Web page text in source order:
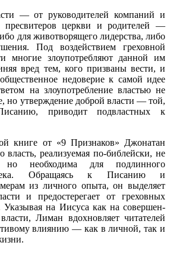
— от руководителей компа­ний и
церкви и родителей —
для животворящего лидерства, либо
Под воздействием греховной
многие злоупотребляют данной им
вред тем, кого призваны вести, и
недоверие к самой идее
на злоупотребление властью не
но утверждение доброй власти — той,
приводит подвластных к
книге от «9 Признаков» Джонатан
власть, реализуемая по-библейски, не
но необходима для подлинного
Обращаясь к Писанию и
из личного опыта, он выделяет
и предосте­регает от греховных
Указывая на Иисуса как на совершен­
Лиман вдохновляет читателей
влиянию — как в личной, так и